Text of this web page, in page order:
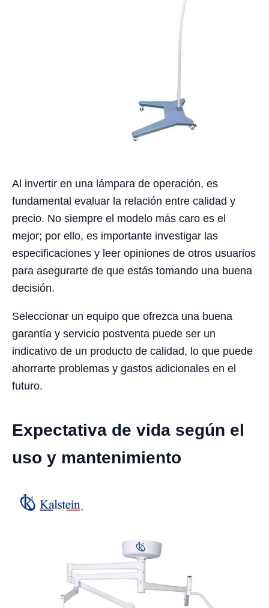
Al invertir en una lámpara de operación, es
fundamental evaluar la relación entre calidad y
precio. No siempre el modelo más caro es el
mejor; por ello, es importante investigar las
especificaciones y leer opiniones de otros usuarios
para asegurarte de que estás tomando una buena
decisión.
Seleccionar un equipo que ofrezca una buena
garantía y servicio postventa puede ser un
indicativo de un producto de calidad, lo que puede
ahorrarte problemas y gastos adicionales en el
futuro.
Expectativa de vida según el
uso y mantenimiento